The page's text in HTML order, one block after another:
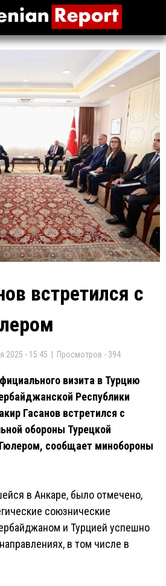
встретился с
- 15:45 | Просмотров - 394
визита в Турцию
Республики
Гасанов встретился с
обороны Турецкой
сообщает минобороны
в Анкаре, было отмечено,
союзнические
и Турцией успешно
в том числе в